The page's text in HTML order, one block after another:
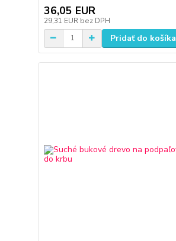
36,05 EUR
29,31 EUR bez DPH
Pridať do košíka